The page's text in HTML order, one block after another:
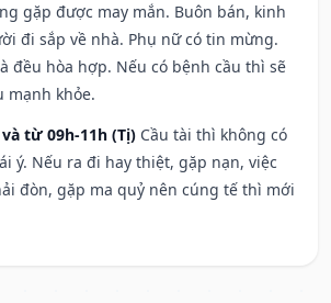
gặp được may mắn. Buôn bán, kinh
đi sắp về nhà. Phụ nữ có tin mừng.
đều hòa hợp. Nếu có bệnh cầu thì sẽ
mạnh khỏe.
từ 09h-11h (Tị) Cầu tài thì không có
ý. Nếu ra đi hay thiệt, gặp nạn, việc
đòn, gặp ma quỷ nên cúng tế thì mới